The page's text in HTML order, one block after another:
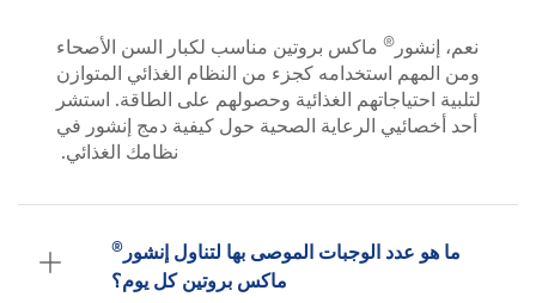
نعم، إنشور ® ماكس بروتين مناسب لكبار السن الأصحاء
ومن المهم استخدامه كجزء من النظام الغذائي المتوازن
لتلبية احتياجاتهم الغذائية وحصولهم على الطاقة. استشر
أحد أخصائيي الرعاية الصحية حول كيفية دمج إنشور في
نظامك الغذائي.
ما هو عدد الوجبات الموصى بها لتناول إنشور®
ماكس بروتين كل يوم؟